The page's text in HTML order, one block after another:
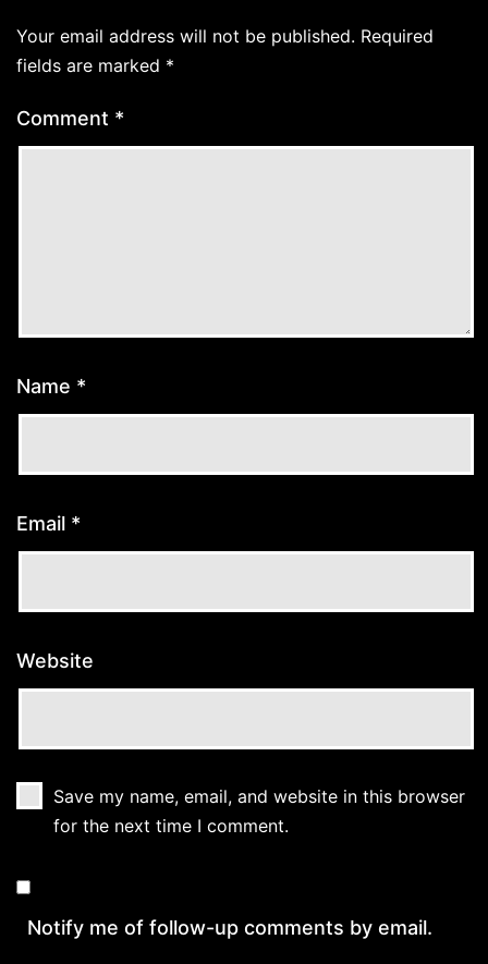
Your email address will not be published. Required
fields are marked *
Comment *
Name *
Email *
Website
Save my name, email, and website in this browser
for the next time I comment.
Notify me of follow-up comments by email.